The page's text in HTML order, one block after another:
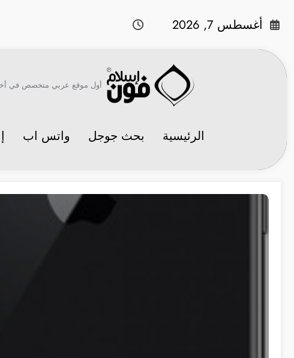
أغسطس 7, 2026
أول موقع عربي متخصص في أخبار
الرئيسية بحث جوجل واتس اب